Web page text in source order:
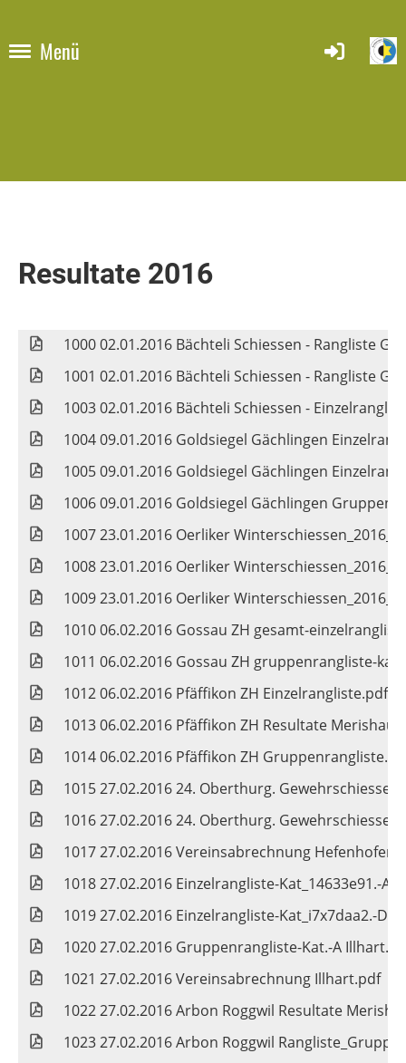
Menü
Resultate 2016
1000 02.01.2016 Bächteli Schiessen - Rangliste
1001 02.01.2016 Bächteli Schiessen - Rangliste
1003 02.01.2016 Bächteli Schiessen -
1004 09.01.2016 Goldsiegel Gächlingen
1005 09.01.2016 Goldsiegel Gächlingen
1006 09.01.2016 Goldsiegel Gächlingen
1007 23.01.2016 Oerliker
1008 23.01.2016 Oerliker
1009 23.01.2016 Oerliker
1010 06.02.2016 Gossau ZH gesamt-
1011 06.02.2016 Gossau ZH gruppenrangliste-
1012 06.02.2016 Pfäffikon ZH Einzelrangliste.pdf
1013 06.02.2016 Pfäffikon ZH Resultate
1014 06.02.2016 Pfäffikon ZH
1015 27.02.2016 24. Oberthurg.
1016 27.02.2016 24. Oberthurg.
1017 27.02.2016 Vereinsabrechnung
1018 27.02.2016 Einzelrangliste-Kat_14633e91.-A
1019 27.02.2016 Einzelrangliste-Kat_i7x7daa2.-D
1020 27.02.2016 Gruppenrangliste-Kat.-A
1021 27.02.2016 Vereinsabrechnung Illhart.pdf
1022 27.02.2016 Arbon Roggwil Resultate
1023 27.02.2016 Arbon Roggwil